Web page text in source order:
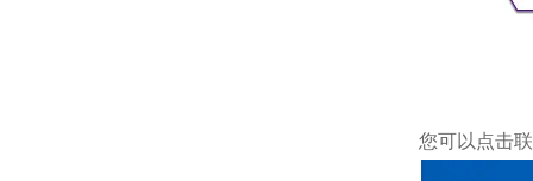
您可以点击